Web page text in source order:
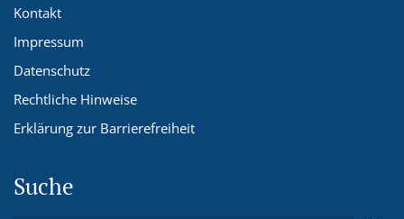
Kontakt
Impressum
Datenschutz
Rechtliche Hinweise
Erklärung zur Barrierefreiheit
Suche